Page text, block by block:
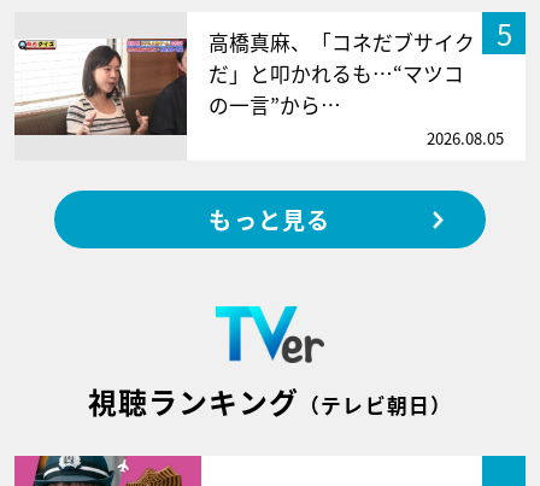
5
高橋真麻、「コネだブサイク
だ」と叩かれるも…“マツコ
の一言”から…
2026.08.05
もっと見る
視聴ランキング （テレビ朝日）